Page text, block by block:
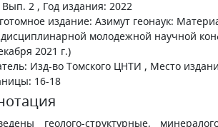
2 , Год издания: 2022
издание: Азимут геонаук:
молодежной научной
2021 г.)
Изд-во Томского ЦНТИ , Место
16-18
геолого-структурные,